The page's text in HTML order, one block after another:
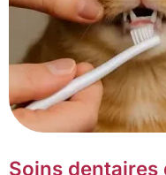
Soins dentaires